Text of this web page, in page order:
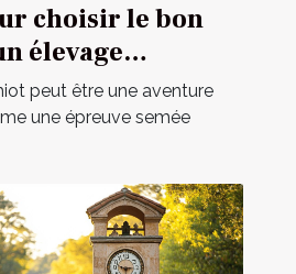
choisir le bon
élevage
peut être une aventure
une épreuve semée